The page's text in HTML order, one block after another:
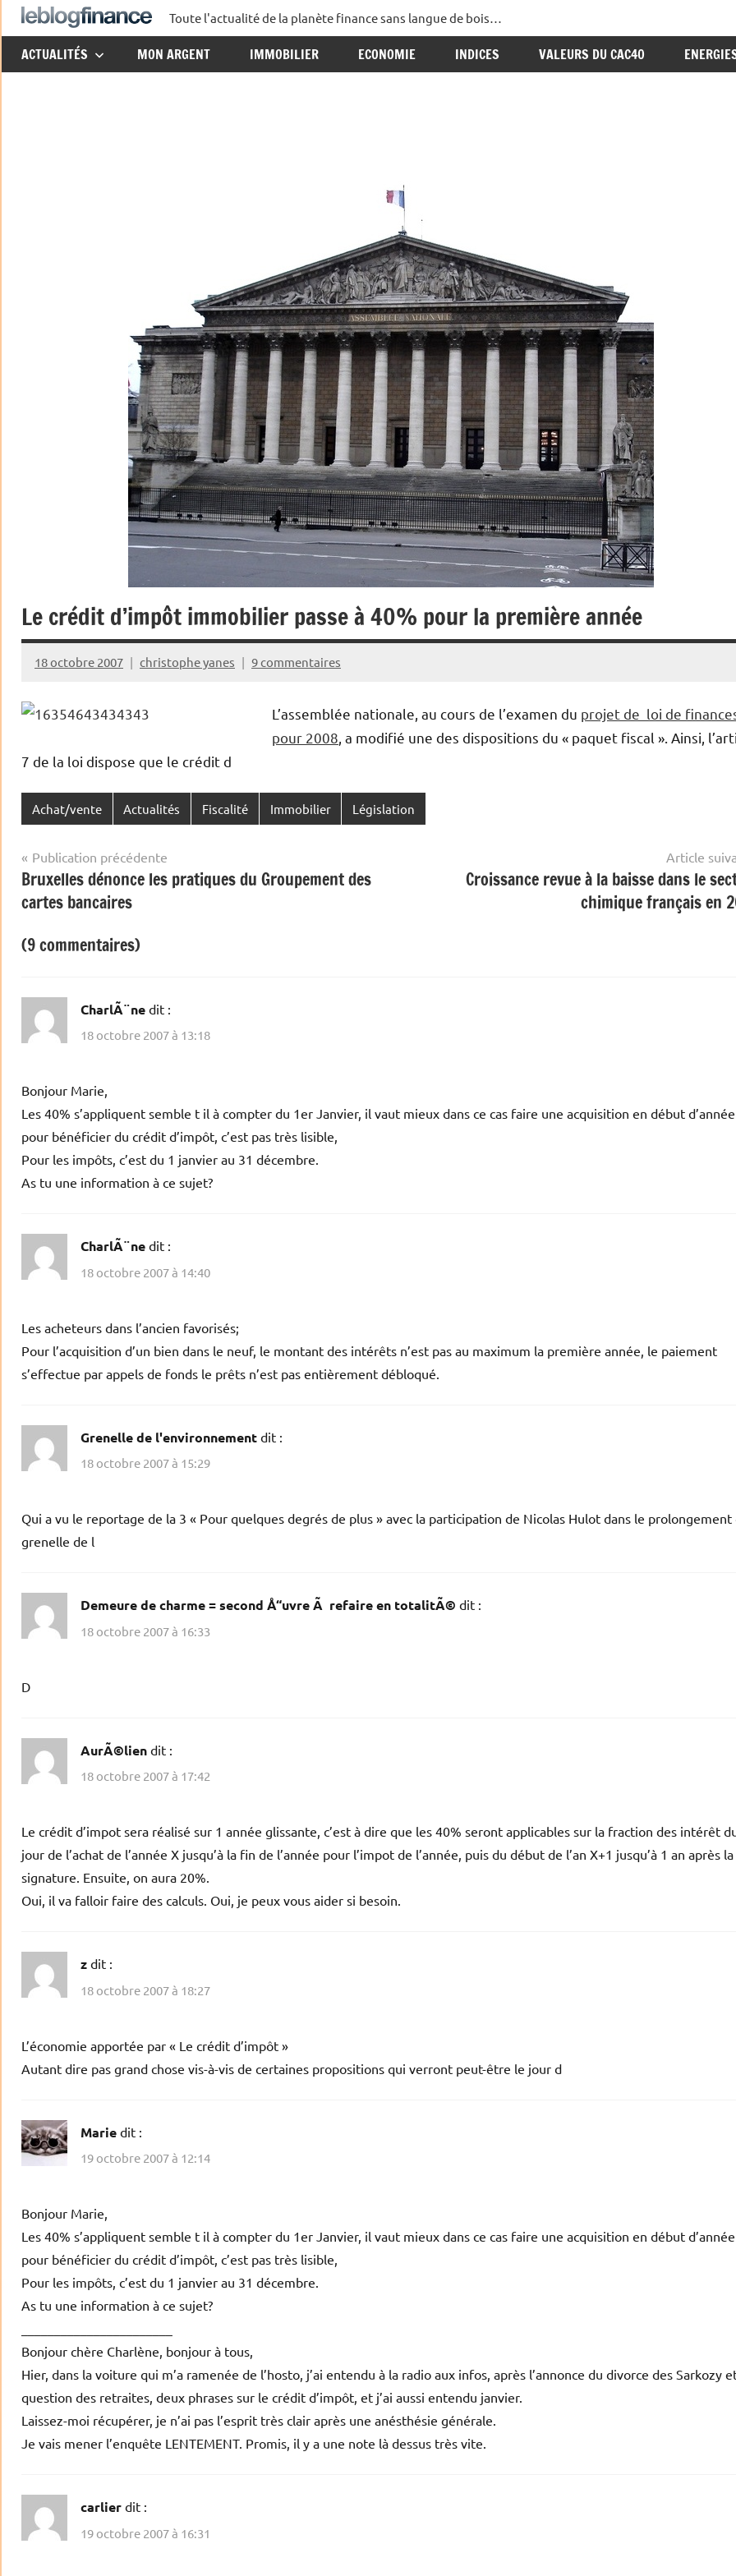
Aller
au
contenu
Le
Blog
Toute l'actualité de la planète finance sans langue de bois…
ACTUALITÉS MON ARGENT IMMOBILIER ECONOMIE INDICES VALEURS DU CAC40
Le crédit d’impôt immobilier passe à 40% pour la première année
18 octobre 2007 christophe yanes 9 commentaires
L’assemblée nationale, au cours de l’examen du projet de loi de
pour 2008 , a modifié une des dispositions du « paquet fiscal ». Ainsi,
7 de la loi dispose que le crédit d
Achat/vente Actualités Fiscalité Immobilier Législation
Navigation
de
l’article
Publication précédente
Bruxelles dénonce les pratiques du Groupement des
cartes bancaires
Article
Croissance revue à la baisse dans le
chimique français en
(9 commentaires)
CharlÃ¨ne dit :
18 octobre 2007 à 13:18
Bonjour Marie,
Les 40% s’appliquent semble t il à compter du 1er Janvier, il vaut mieux dans ce cas faire une acquisition en début d’année
pour bénéficier du crédit d’impôt, c’est pas très lisible,
Pour les impôts, c’est du 1 janvier au 31 décembre.
As tu une information à ce sujet?
CharlÃ¨ne dit :
18 octobre 2007 à 14:40
Les acheteurs dans l’ancien favorisés;
Pour l’acquisition d’un bien dans le neuf, le montant des intérêts n’est pas au maximum la première année, le paiement
s’effectue par appels de fonds le prêts n’est pas entièrement débloqué.
Grenelle de l'environnement dit :
18 octobre 2007 à 15:29
Qui a vu le reportage de la 3 « Pour quelques degrés de plus » avec la participation de Nicolas Hulot dans le prolongement
grenelle de l
Demeure de charme = second Å“uvre Ã refaire en totalitÃ© dit :
18 octobre 2007 à 16:33
D
AurÃ©lien dit :
18 octobre 2007 à 17:42
Le crédit d’impot sera réalisé sur 1 année glissante, c’est à dire que les 40% seront applicables sur la fraction des intérêt
jour de l’achat de l’année X jusqu’à la fin de l’année pour l’impot de l’année, puis du début de l’an X+1 jusqu’à 1 an après la
signature. Ensuite, on aura 20%.
Oui, il va falloir faire des calculs. Oui, je peux vous aider si besoin.
z dit :
18 octobre 2007 à 18:27
L’économie apportée par « Le crédit d’impôt »
Autant dire pas grand chose vis-à-vis de certaines propositions qui verront peut-être le jour d
Marie dit :
19 octobre 2007 à 12:14
Bonjour Marie,
Les 40% s’appliquent semble t il à compter du 1er Janvier, il vaut mieux dans ce cas faire une acquisition en début d’année
pour bénéficier du crédit d’impôt, c’est pas très lisible,
Pour les impôts, c’est du 1 janvier au 31 décembre.
As tu une information à ce sujet?
Bonjour chère Charlène, bonjour à tous,
Hier, dans la voiture qui m’a ramenée de l’hosto, j’ai entendu à la radio aux infos, après l’annonce du divorce des Sarkozy
question des retraites, deux phrases sur le crédit d’impôt, et j’ai aussi entendu janvier.
Laissez-moi récupérer, je n’ai pas l’esprit très clair après une anésthésie générale.
Je vais mener l’enquête LENTEMENT. Promis, il y a une note là dessus très vite.
carlier dit :
19 octobre 2007 à 16:31